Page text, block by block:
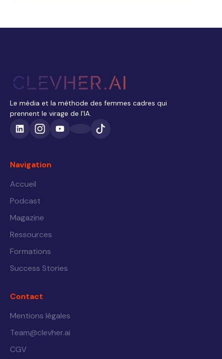
Le média et la méthode des femmes cadres qui
prennent le virage de l'IA.
Navigation
Accueil
Podcast
Magazine
Ressources
Formations
Success Stories
Contact
Mentions légales
Team@clevher.ai
CGV